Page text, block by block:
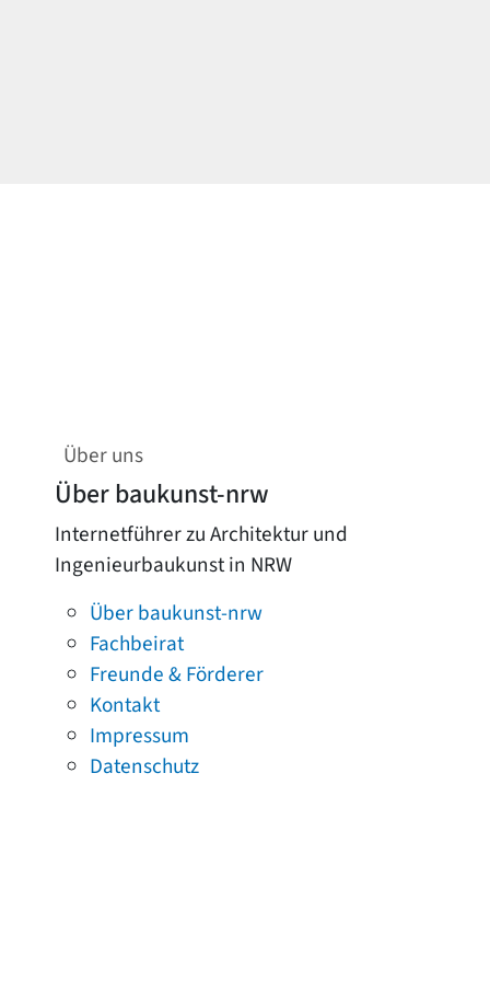
Über uns
Über baukunst-nrw
Internetführer zu Architektur und
Ingenieurbaukunst in NRW
Über baukunst-nrw
Fachbeirat
Freunde & Förderer
Kontakt
Impressum
Datenschutz